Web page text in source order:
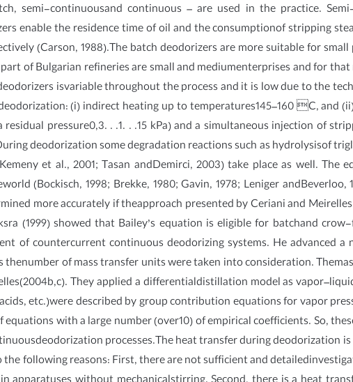
semi-continuousand continuous – are used in the practice.
enable the residence time of oil and the consumptionof stripping
(Carson, 1988).The batch deodorizers are more suitable for
of Bulgarian refineries are small and mediumenterprises and for
isvariable throughout the process and it is low due to the
(i) indirect heating up to temperatures145–160 C, and
pressure0,3. . .1. . .15 kPa) and a simultaneous injection of
deodorization some degradation reactions such as hydrolysisof
et al., 2001; Tasan andDemirci, 2003) take place as well. The
(Bockisch, 1998; Brekke, 1980; Gavin, 1978; Leniger andBeverloo,
more accurately if theapproach presented by Ceriani and
(1999) showed that Bailey’s equation is eligible for batchand
of countercurrent continuous deodorizing systems. He advanced a
of mass transfer units were taken into consideration.
They applied a differentialdistillation model as
etc.)were described by group contribution equations for vapor
with a large number (over10) of empirical coefficients. So,
processes.The heat transfer during deodorization
following reasons: First, there are not sufficient and